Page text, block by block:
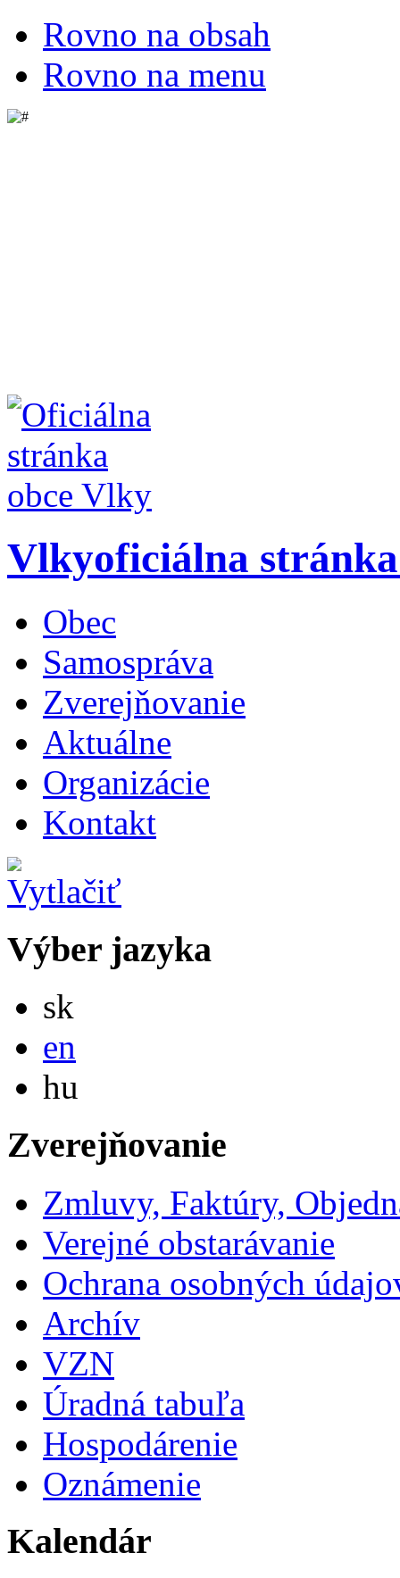
Rovno na obsah
Rovno na menu
Vlkyoficiálna
Obec
Samospráva
Zverejňovanie
Aktuálne
Organizácie
Kontakt
Výber jazyka
sk
en
hu
Zverejňovanie
Zmluvy, Faktúry,
Verejné obstarávanie
Ochrana osobných
Archív
VZN
Úradná tabuľa
Hospodárenie
Oznámenie
Kalendár